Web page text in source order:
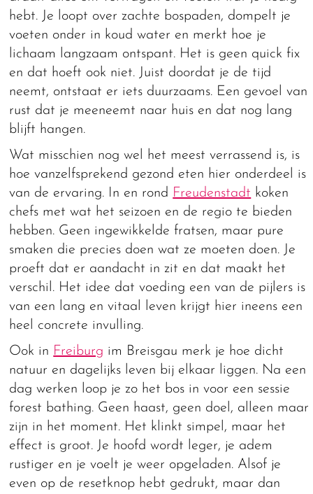
hebt. Je loopt over zachte bospaden, dompelt je
voeten onder in koud water en merkt hoe je
lichaam langzaam ontspant. Het is geen quick fix
en dat hoeft ook niet. Juist doordat je de tijd
neemt, ontstaat er iets duurzaams. Een gevoel van
rust dat je meeneemt naar huis en dat nog lang
blijft hangen.
Wat misschien nog wel het meest verrassend is, is
hoe vanzelfsprekend gezond eten hier onderdeel is
van de ervaring. In en rond Freudenstadt koken
chefs met wat het seizoen en de regio te bieden
hebben. Geen ingewikkelde fratsen, maar pure
smaken die precies doen wat ze moeten doen. Je
proeft dat er aandacht in zit en dat maakt het
verschil. Het idee dat voeding een van de pijlers is
van een lang en vitaal leven krijgt hier ineens een
heel concrete invulling.
Ook in Freiburg im Breisgau merk je hoe dicht
natuur en dagelijks leven bij elkaar liggen. Na een
dag werken loop je zo het bos in voor een sessie
forest bathing. Geen haast, geen doel, alleen maar
zijn in het moment. Het klinkt simpel, maar het
effect is groot. Je hoofd wordt leger, je adem
rustiger en je voelt je weer opgeladen. Alsof je
even op de resetknop hebt gedrukt, maar dan